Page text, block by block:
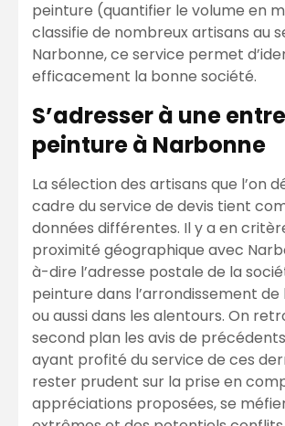
peinture (quantifier le volume en
classifie de nombreux artisans au
Narbonne, ce service permet
efficacement la bonne société.
S’adresser à une
peinture à Narbonne
La sélection des artisans que l’on
cadre du service de devis tient
données différentes. Il y a en
proximité géographique avec
à-dire l’adresse postale de la
peinture dans l’arrondissement de
ou aussi dans les alentours. On
second plan les avis de
ayant profité du service de ces
rester prudent sur la prise en
appréciations proposées, se